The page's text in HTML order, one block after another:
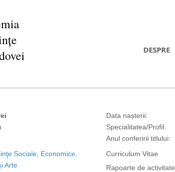
DESPRE
Data nașterii:
Specialitatea/Profil:
Anul conferirii titlului:
Sociale, Economice,
Arte
Curriculum Vitae
Rapoarte de activitate